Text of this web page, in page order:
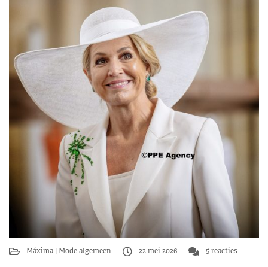
Máxima Mode algemeen 22 mei 2026 5 reacties